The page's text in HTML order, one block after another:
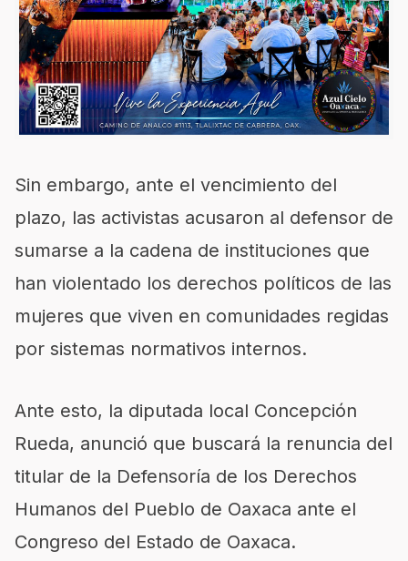
Sin embargo, ante el vencimiento del
plazo, las activistas acusaron al defensor de
sumarse a la cadena de instituciones que
han violentado los derechos políticos de las
mujeres que viven en comunidades regidas
por sistemas normativos internos.
Ante esto, la diputada local Concepción
Rueda, anunció que buscará la renuncia del
titular de la Defensoría de los Derechos
Humanos del Pueblo de Oaxaca ante el
Congreso del Estado de Oaxaca.